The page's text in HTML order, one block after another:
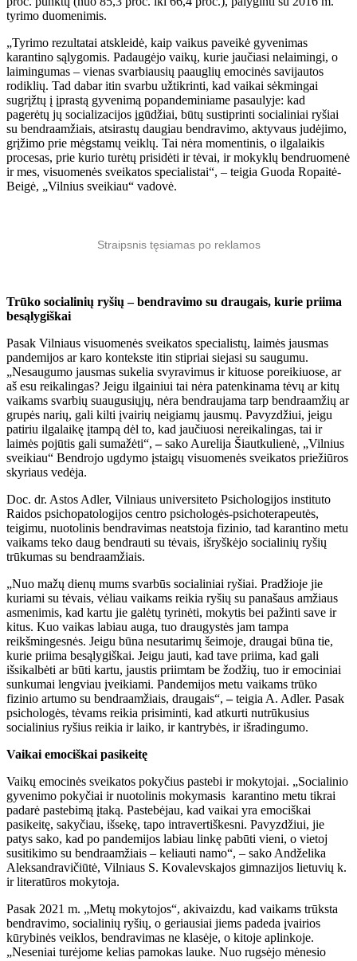
tyrimo duomenimis.
„Tyrimo rezultatai atskleidė, kaip vaikus paveikė gyvenimas
karantino sąlygomis. Padaugėjo vaikų, kurie jaučiasi nelaimingi, o
laimingumas – vienas svarbiausių paauglių emocinės savijautos
rodiklių. Tad dabar itin svarbu užtikrinti, kad vaikai sėkmingai
sugrįžtų į įprastą gyvenimą popandeminiame pasaulyje: kad
pagerėtų jų socializacijos įgūdžiai, būtų sustiprinti socialiniai ryšiai
su bendraamžiais, atsirastų daugiau bendravimo, aktyvaus judėjimo,
grįžimo prie mėgstamų veiklų. Tai nėra momentinis, o ilgalaikis
procesas, prie kurio turėtų prisidėti ir tėvai, ir mokyklų bendruomenė
ir mes, visuomenės sveikatos specialistai“, – teigia Guoda Ropaitė-
Beigė, „Vilnius sveikiau“ vadovė.
Straipsnis tęsiamas po reklamos
Trūko socialinių ryšių – bendravimo su draugais, kurie priima
besąlygiškai
Pasak Vilniaus visuomenės sveikatos specialistų, laimės jausmas
pandemijos ar karo kontekste itin stipriai siejasi su saugumu.
„Nesaugumo jausmas sukelia svyravimus ir kituose poreikiuose, ar
aš esu reikalingas? Jeigu ilgainiui tai nėra patenkinama tėvų ar kitų
vaikams svarbių suaugusiųjų, nėra bendraujama tarp bendraamžių ar
grupės narių, gali kilti įvairių neigiamų jausmų. Pavyzdžiui, jeigu
patiriu ilgalaikę įtampą dėl to, kad jaučiuosi nereikalingas, tai ir
laimės pojūtis gali sumažėti“, –sako Aurelija Šiautkulienė, „Vilnius
sveikiau“ Bendrojo ugdymo įstaigų visuomenės sveikatos priežiūros
skyriaus vedėja.
Doc. dr. Astos Adler, Vilniaus universiteto Psichologijos instituto
Raidos psichopatologijos centro psichologės-psichoterapeutės,
teigimu, nuotolinis bendravimas neatstoja fizinio, tad karantino metu
vaikams teko daug bendrauti su tėvais, išryškėjo socialinių ryšių
trūkumas su bendraamžiais.
„Nuo mažų dienų mums svarbūs socialiniai ryšiai. Pradžioje jie
kuriami su tėvais, vėliau vaikams reikia ryšių su panašaus amžiaus
asmenimis, kad kartu jie galėtų tyrinėti, mokytis bei pažinti save ir
kitus. Kuo vaikas labiau auga, tuo draugystės jam tampa
reikšmingesnės. Jeigu būna nesutarimų šeimoje, draugai būna tie,
kurie priima besąlygiškai. Jeigu jauti, kad tave priima, kad gali
išsikalbėti ar būti kartu, jaustis priimtam be žodžių, tuo ir emociniai
sunkumai lengviau įveikiami. Pandemijos metu vaikams trūko
fizinio artumo su bendraamžiais, draugais“,–teigia A. Adler. Pasak
psichologės, tėvams reikia prisiminti, kad atkurti nutrūkusius
socialinius ryšius reikia ir laiko, ir kantrybės, ir išradingumo.
Vaikai emociškai pasikeitę
Vaikų emocinės sveikatos pokyčius pastebi ir mokytojai. „Socialinio
gyvenimo pokyčiai ir nuotolinis mokymasis karantino metu tikrai
padarė pastebimą įtaką. Pastebėjau, kad vaikai yra emociškai
pasikeitę, sakyčiau, išsekę, tapo intravertiškesni. Pavyzdžiui, jie
patys sako, kad po pandemijos labiau linkę pabūti vieni, o vietoj
susitikimo su bendraamžiais – keliauti namo“, – sako Andželika
Aleksandravičiūtė, Vilniaus S. Kovalevskajos gimnazijos lietuvių k.
ir literatūros mokytoja.
Pasak 2021 m. „Metų mokytojos“, akivaizdu, kad vaikams trūksta
bendravimo, socialinių ryšių, o geriausiai jiems padeda įvairios
kūrybinės veiklos, bendravimas ne klasėje, o kitoje aplinkoje.
„Neseniai turėjome kelias pamokas lauke. Nuo rugsėjo mėnesio